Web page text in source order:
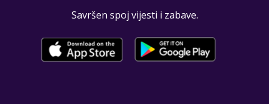
Savršen spoj vijesti i zabave.